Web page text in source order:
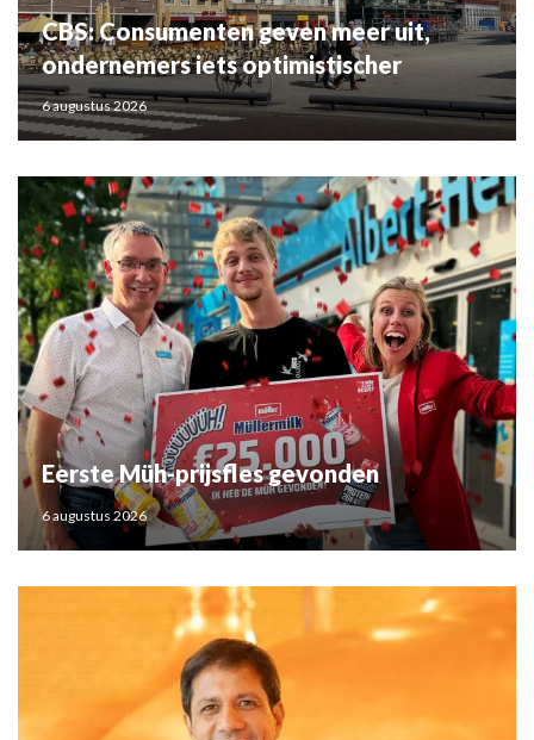
CBS: Consumenten geven meer uit,
ondernemers iets optimistischer
6 augustus 2026
Eerste Müh-prijsfles gevonden
6 augustus 2026